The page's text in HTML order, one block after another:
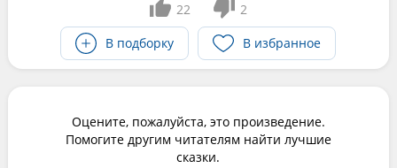
22
2
В подборку
В избранное
Оцените, пожалуйста, это произведение.
Помогите другим читателям найти лучшие
сказки.